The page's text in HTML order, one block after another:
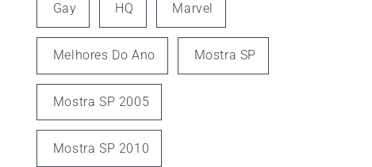
Gay HQ Marvel
Melhores Do Ano Mostra SP
Mostra SP 2005
Mostra SP 2010